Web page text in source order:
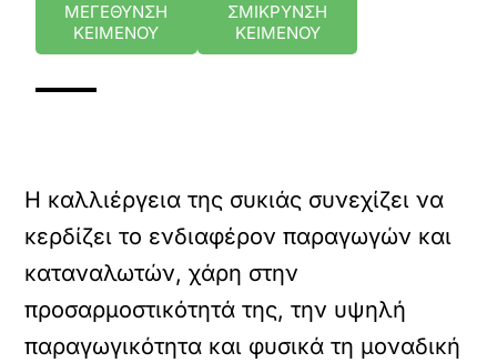
ΜΕΓΕΘΥΝΣΗ
ΚΕΙΜΕΝΟΥ
ΣΜΙΚΡΥΝΣΗ
ΚΕΙΜΕΝΟΥ
Η καλλιέργεια της συκιάς συνεχίζει να
κερδίζει το ενδιαφέρον παραγωγών και
καταναλωτών, χάρη στην
προσαρμοστικότητά της, την υψηλή
παραγωγικότητα και φυσικά τη μοναδική